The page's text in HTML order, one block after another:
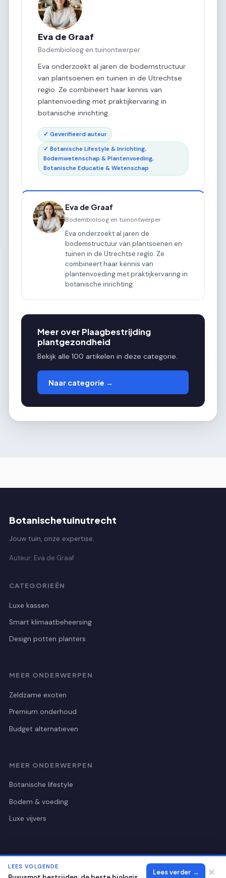
Eva de Graaf
Bodembioloog en tuinontwerper
Eva onderzoekt al jaren de bodemstructuur
van plantsoenen en tuinen in de Utrechtse
regio. Ze combineert haar kennis van
plantenvoeding met praktijkervaring in
botanische inrichting.
✓ Geverifieerd auteur
✓ Botanische Lifestyle & Inrichting,
Bodemwetenschap & Plantenvoeding,
Botanische Educatie & Wetenschap
Eva de Graaf
Bodembioloog en tuinontwerper
Eva onderzoekt al jaren de
bodemstructuur van plantsoenen en
tuinen in de Utrechtse regio. Ze
combineert haar kennis van
plantenvoeding met praktijkervaring in
botanische inrichting.
Meer over Plaagbestrijding
plantgezondheid
Bekijk alle 100 artikelen in deze categorie.
Naar categorie →
Botanischetuinutrecht
Jouw tuin, onze expertise.
Auteur: Eva de Graaf
CATEGORIEËN
Luxe kassen
Smart klimaatbeheersing
Design potten planters
MEER ONDERWERPEN
Zeldzame exoten
Premium onderhoud
Budget alternatieven
MEER ONDERWERPEN
Botanische lifestyle
Bodem & voeding
Luxe vijvers
© 2026 Botanischetuinutrecht Alle rechten voorbehouden.
LEES VOLGENDE
Lees verder → ✕